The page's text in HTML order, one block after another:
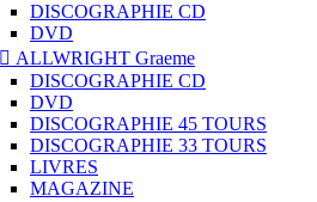
DISCOGRAPHIE CD
DVD
 ALLWRIGHT Graeme
DISCOGRAPHIE CD
DVD
DISCOGRAPHIE 45 TOURS
DISCOGRAPHIE 33 TOURS
LIVRES
MAGAZINE